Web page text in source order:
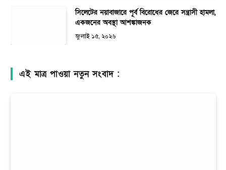
সিলেটের নয়াবাজারে পূর্ব বিরোধের জেরে সন্ত্রাসী হামলা,
একজনের অবস্থা আশঙ্কাজনক
জুলাই ১৫, ২০২৬
এই মাত্র পাওয়া নতুন সংবাদ :